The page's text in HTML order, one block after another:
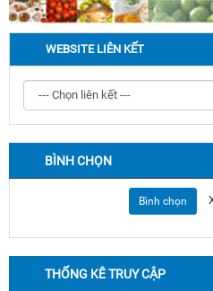
WEBSITE LIÊN KẾT
BÌNH CHỌN
Bình chọn
THỐNG KÊ TRUY CẬP